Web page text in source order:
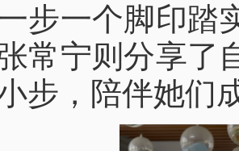
步一个脚印踏
常宁则分享了
步，陪伴她们